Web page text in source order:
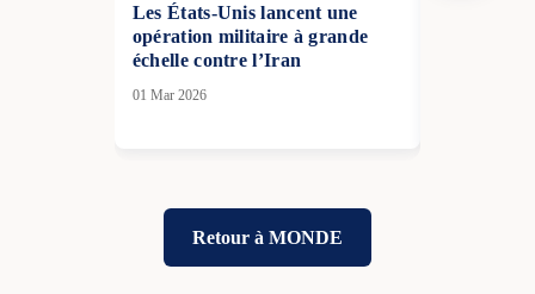
Les États-Unis lancent une
opération militaire à grande
échelle contre l’Iran
01 Mar 2026
Retour à MONDE